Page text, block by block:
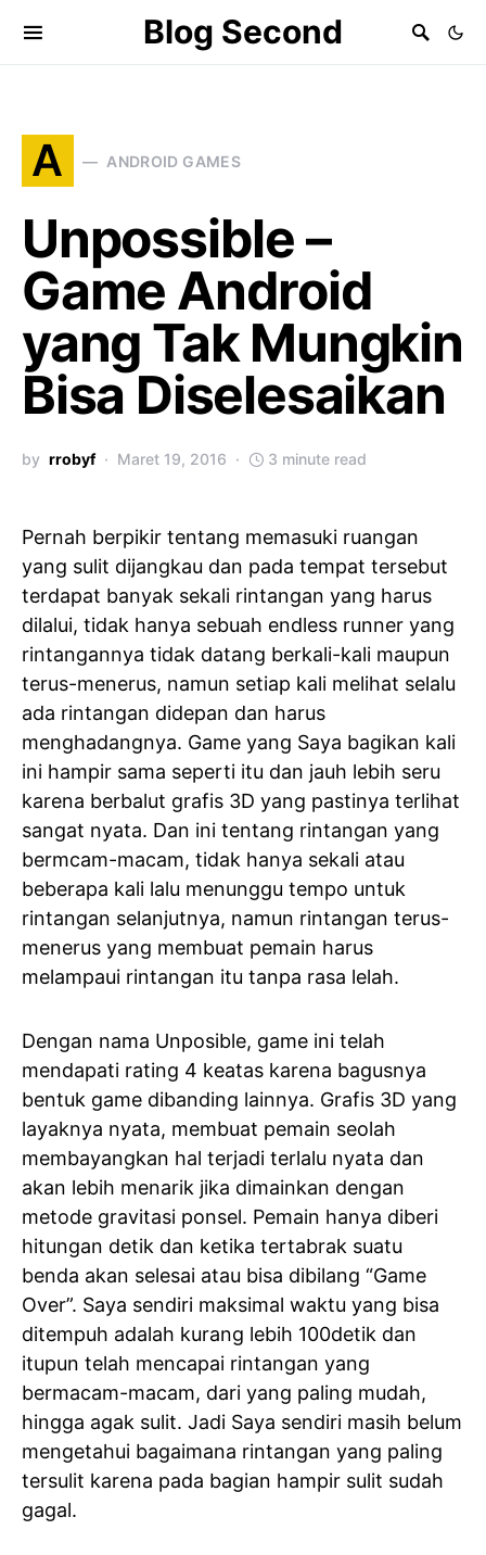
Blog Second
A ANDROID GAMES
Unpossible –
Game Android
yang Tak Mungkin
Bisa Diselesaikan
by rrobyf Maret 19, 2016 3 minute read
Pernah berpikir tentang memasuki ruangan
yang sulit dijangkau dan pada tempat tersebut
terdapat banyak sekali rintangan yang harus
dilalui, tidak hanya sebuah endless runner yang
rintangannya tidak datang berkali-kali maupun
terus-menerus, namun setiap kali melihat selalu
ada rintangan didepan dan harus
menghadangnya. Game yang Saya bagikan kali
ini hampir sama seperti itu dan jauh lebih seru
karena berbalut grafis 3D yang pastinya terlihat
sangat nyata. Dan ini tentang rintangan yang
bermcam-macam, tidak hanya sekali atau
beberapa kali lalu menunggu tempo untuk
rintangan selanjutnya, namun rintangan terus-
menerus yang membuat pemain harus
melampaui rintangan itu tanpa rasa lelah.
Dengan nama Unposible, game ini telah
mendapati rating 4 keatas karena bagusnya
bentuk game dibanding lainnya. Grafis 3D yang
layaknya nyata, membuat pemain seolah
membayangkan hal terjadi terlalu nyata dan
akan lebih menarik jika dimainkan dengan
metode gravitasi ponsel. Pemain hanya diberi
hitungan detik dan ketika tertabrak suatu
benda akan selesai atau bisa dibilang “Game
Over”. Saya sendiri maksimal waktu yang bisa
ditempuh adalah kurang lebih 100detik dan
itupun telah mencapai rintangan yang
bermacam-macam, dari yang paling mudah,
hingga agak sulit. Jadi Saya sendiri masih belum
mengetahui bagaimana rintangan yang paling
tersulit karena pada bagian hampir sulit sudah
gagal.